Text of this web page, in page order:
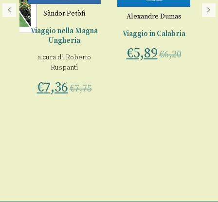
Sàndor Petöfi
Viaggio nella Magna
Ungheria
a cura di Roberto
Ruspanti
€7,36€7,75
Alexandre Dumas
Viaggio in Calabria
€5,89€6,20